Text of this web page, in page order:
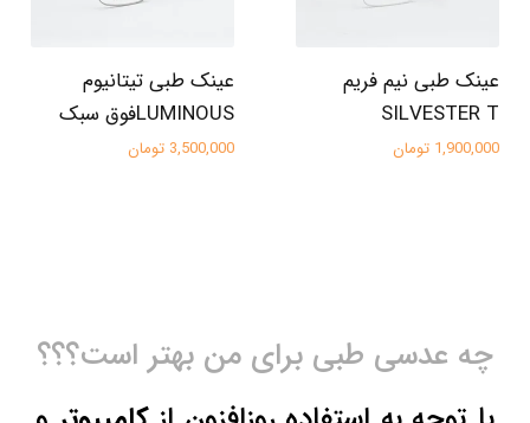
عینک طبی نیم فریم
SILVESTER T
1,900,000 تومان
عینک طبی تیتانیوم
LUMINOUSفوق سبک
3,500,000 تومان
چه عدسی طبی برای من بهتر است؟؟؟